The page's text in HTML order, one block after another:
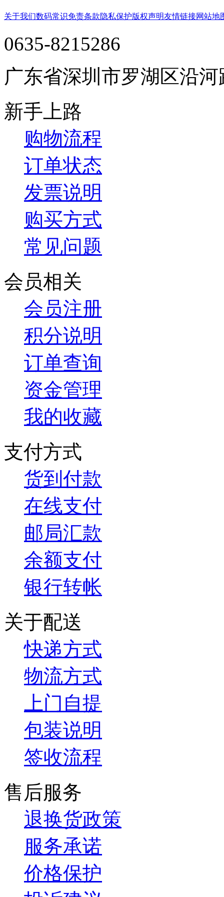
关于我们数码常识免责条款隐私保护版权声明友情链接网站地
0635-8215286
广东省深圳市罗湖区沿河
新手上路
购物流程
订单状态
发票说明
购买方式
常见问题
会员相关
会员注册
积分说明
订单查询
资金管理
我的收藏
支付方式
货到付款
在线支付
邮局汇款
余额支付
银行转帐
关于配送
快递方式
物流方式
上门自提
包装说明
签收流程
售后服务
退换货政策
服务承诺
价格保护